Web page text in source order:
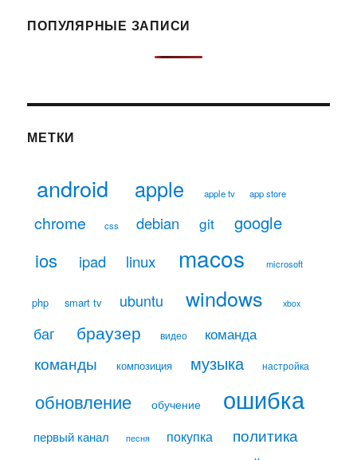
ПОПУЛЯРНЫЕ ЗАПИСИ
МЕТКИ
android apple apple tv app store
chrome css debian git google
ios ipad linux macos microsoft
php smart tv ubuntu windows xbox
баг браузер видео команда
команды композиция музыка настройка
обновление обучение ошибка
первый канал песня покупка политика